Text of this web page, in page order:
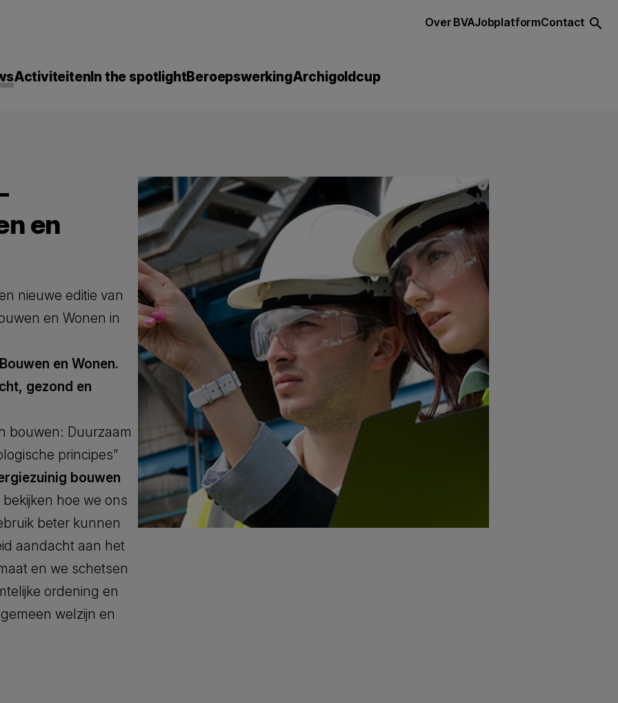
Over BVAJobplatformContact search
ActiviteitenIn the spotlightBeroepswerkingArchigoldcup
en
nieuwe editie van
en Wonen in
en Wonen.
gezond en
bouwen: Duurzaam
principes”
bouwen
bekijken hoe we ons
beter kunnen
aandacht aan het
en we schetsen
ordening en
welzijn en